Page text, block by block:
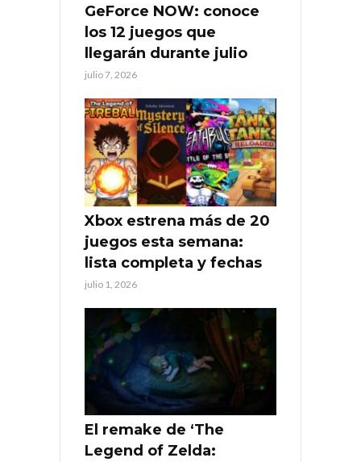
GeForce NOW: conoce
los 12 juegos que
llegarán durante julio
julio 7, 2026
Xbox estrena más de 20
juegos esta semana:
lista completa y fechas
julio 1, 2026
El remake de ‘The
Legend of Zelda: